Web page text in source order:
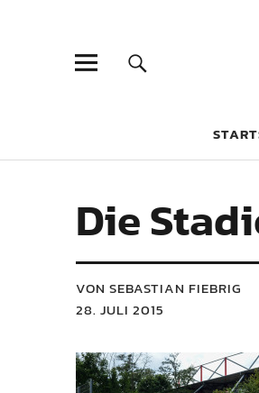
Die
VON SEBASTIAN FIEBRIG
28. JULI 2015